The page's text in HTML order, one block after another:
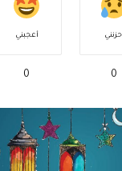
0
أعجبني
0